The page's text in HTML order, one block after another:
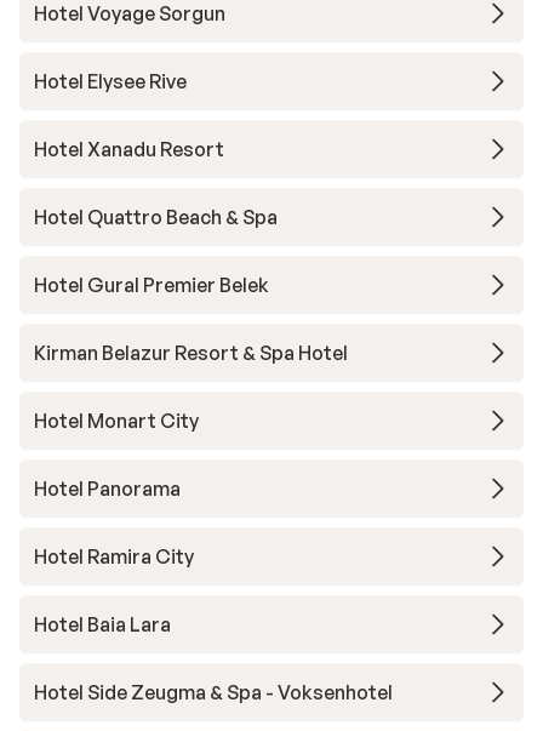
Hotel Voyage Sorgun
Hotel Elysee Rive
Hotel Xanadu Resort
Hotel Quattro Beach & Spa
Hotel Gural Premier Belek
Kirman Belazur Resort & Spa Hotel
Hotel Monart City
Hotel Panorama
Hotel Ramira City
Hotel Baia Lara
Hotel Side Zeugma & Spa - Voksenhotel